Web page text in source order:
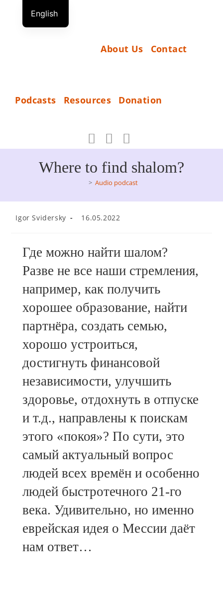
content
About Us Contact
Podcasts Resources Donation
A
Where to find shalom?
> Audio podcast
Post
author:
Igor Svidersky
Post
16.05.2022
Где можно найти шалом?
Разве не все наши стремления,
например, как получить
хорошее образование, найти
партнёра, создать семью,
хорошо устроиться,
достигнуть финансовой
независимости, улучшить
здоровье, отдохнуть в отпуске
и т.д., направлены к поискам
этого «покоя»? По сути, это
самый актуальный вопрос
людей всех времён и особенно
людей быстротечного 21-го
века. Удивительно, но именно
еврейская идея о Мессии даёт
нам ответ…
English
German